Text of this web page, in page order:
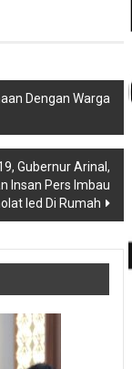
Dengan Warga
Gubernur Arinal,
Insan Pers lmbau
Ied Di Rumah